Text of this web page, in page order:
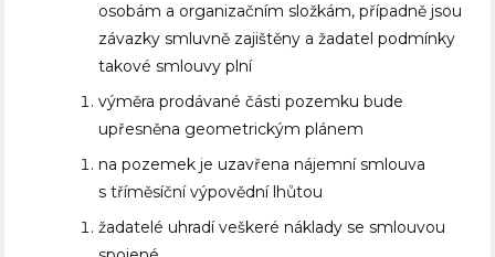
osobám a organizačním složkám, případně jsou
závazky smluvně zajištěny a žadatel podmínky
takové smlouvy plní
výměra prodávané části pozemku bude
upřesněna geometrickým plánem
na pozemek je uzavřena nájemní smlouva
s tříměsíční výpovědní lhůtou
žadatelé uhradí veškeré náklady se smlouvou